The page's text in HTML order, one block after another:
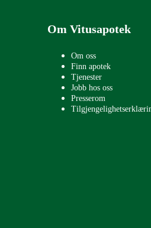
Om Vitusapotek
Om oss
Finn apotek
Tjenester
Jobb hos oss
Presserom